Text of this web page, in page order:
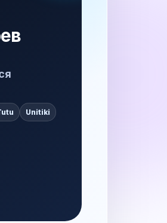
Unitiki